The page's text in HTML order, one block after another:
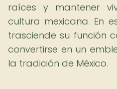
raíces y mantener
cultura mexicana. En
trasciende su función
convertirse en un
la tradición de México.